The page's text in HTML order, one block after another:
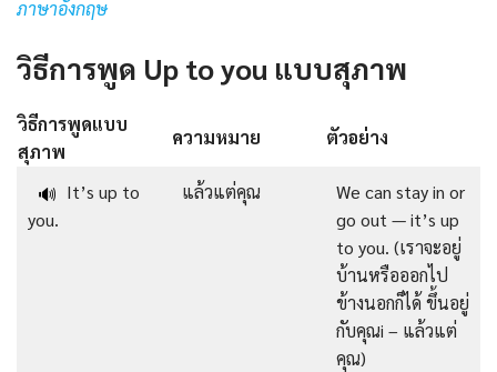
ภาษาอังกฤษ
วิธีการพูด Up to you แบบสุภาพ
วิธีการพูดแบบ
สุภาพ
ความหมาย ตัวอย่าง
🔊 It’s up to
you.
แล้วแต่คุณ
We can stay in or
go out — it’s up
to you. (เราจะอยู่
บ้านหรือออกไป
ข้างนอกก็ได้ ขึ้นอยู่
กับคุณi – แล้วแต่
คุณ)